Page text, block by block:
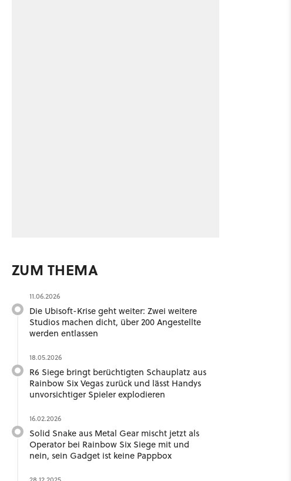
ZUM THEMA
11.06.2026
Die Ubisoft-Krise geht weiter: Zwei weitere
Studios machen dicht, über 200 Angestellte
werden entlassen
18.05.2026
R6 Siege bringt berüchtigten Schauplatz aus
Rainbow Six Vegas zurück und lässt Handys
unvorsichtiger Spieler explodieren
16.02.2026
Solid Snake aus Metal Gear mischt jetzt als
Operator bei Rainbow Six Siege mit und
nein, sein Gadget ist keine Pappbox